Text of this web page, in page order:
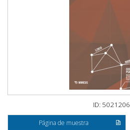
ID: 5021206
Página de muestra